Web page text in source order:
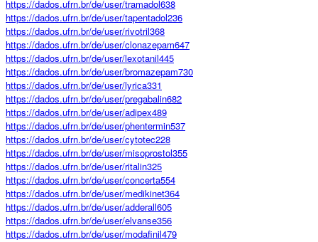
https://dados.ufrn.br/de/user/tramadol638
https://dados.ufrn.br/de/user/tapentadol236
https://dados.ufrn.br/de/user/rivotril368
https://dados.ufrn.br/de/user/clonazepam647
https://dados.ufrn.br/de/user/lexotanil445
https://dados.ufrn.br/de/user/bromazepam730
https://dados.ufrn.br/de/user/lyrica331
https://dados.ufrn.br/de/user/pregabalin682
https://dados.ufrn.br/de/user/adipex489
https://dados.ufrn.br/de/user/phentermin537
https://dados.ufrn.br/de/user/cytotec228
https://dados.ufrn.br/de/user/misoprostol355
https://dados.ufrn.br/de/user/ritalin325
https://dados.ufrn.br/de/user/concerta554
https://dados.ufrn.br/de/user/medikinet364
https://dados.ufrn.br/de/user/adderall605
https://dados.ufrn.br/de/user/elvanse356
https://dados.ufrn.br/de/user/modafinil479